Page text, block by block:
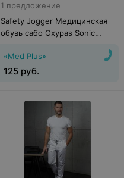
1 предложение
Safety Jogger Медицинская
обувь сабо Oxypas Sonic
«Med Plus»
125 руб.